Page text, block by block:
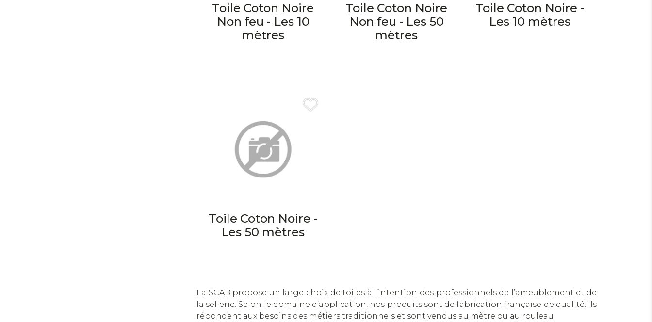
Toile Coton Noire
Non feu - Les 10
mètres
Toile Coton Noire
Non feu - Les 50
mètres
Toile Coton Noire -
Les 10 mètres
Toile Coton Noire -
Les 50 mètres
La SCAB propose un large choix de toiles à l’intention des professionnels de l’ameublement et de
la sellerie. Selon le domaine d’application, nos produits sont de fabrication française de qualité. Ils
répondent aux besoins des métiers traditionnels et sont vendus au mètre ou au rouleau.